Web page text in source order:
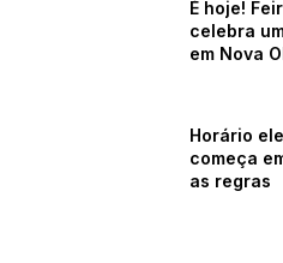
É hoje!
celebra
em Nova
Horário
começa
as regras